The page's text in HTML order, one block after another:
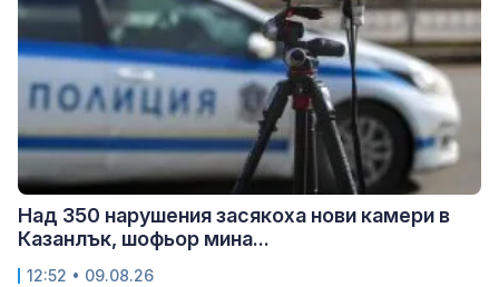
Над 350 нарушения засякоха нови камери в
Казанлък, шофьор мина...
12:52 • 09.08.26